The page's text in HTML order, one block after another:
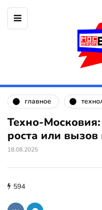
главное
Техно-
роста или
18.08.2025
594